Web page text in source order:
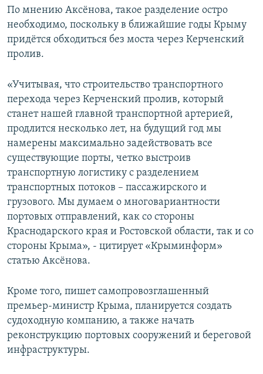
Все сайты RFE/RL
По мнению Аксёнова, такое разделение остро
необходимо, поскольку в ближайшие годы Крыму
придётся обходиться без моста через Керченский
пролив.
«Учитывая, что строительство транспортного
перехода через Керченский пролив, который
станет нашей главной транспортной артерией,
продлится несколько лет, на будущий год мы
намерены максимально задействовать все
существующие порты, четко выстроив
транспортную логистику с разделением
транспортных потоков – пассажирского и
грузового. Мы думаем о многовариантности
портовых отправлений, как со стороны
Краснодарского края и Ростовской области, так и со
стороны Крыма», - цитирует «Крыминформ»
статью Аксёнова.
Кроме того, пишет самопровозглашенный
премьер-министр Крыма, планируется создать
судоходную компанию, а также начать
реконструкцию портовых сооружений и береговой
инфраструктуры.